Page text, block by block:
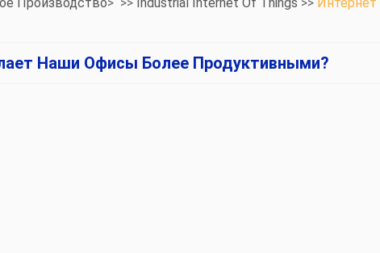
Наши Офисы Более Продуктивными?